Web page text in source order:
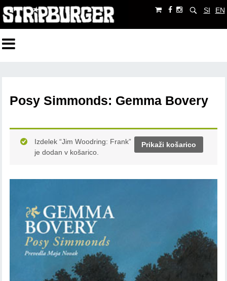
SI EN
Posy Simmonds: Gemma Bovery
Prikaži košarico
Izdelek “Jim Woodring: Frank”
je dodan v košarico.